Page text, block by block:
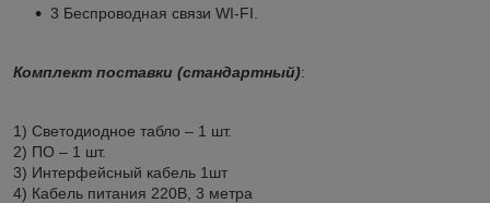
3 Беспроводная связи WI-FI.
Комплект поставки (стандартный):
1) Светодиодное табло – 1 шт.
2) ПО – 1 шт.
3) Интерфейсный кабель 1шт
4) Кабель питания 220В, 3 метра